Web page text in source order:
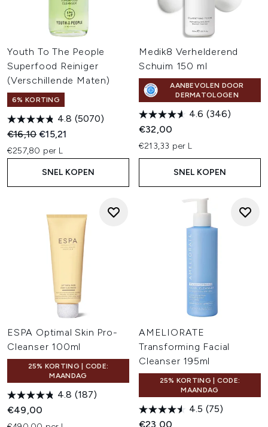
Youth To The People
Superfood Reiniger
(Verschillende Maten)
6% KORTING
4.8 (5070)
Recommended Retail Price:
€16,10Huidige prijs:
€15,21
€257,80 per L
SNEL KOPEN
Medik8 Verhelderend
Schuim 150 ml
AANBEVOLEN DOOR
DERMATOLOGEN
4.6 (346)
€32,00
€213,33 per L
SNEL KOPEN
ESPA Optimal Skin Pro-
Cleanser 100ml
25% KORTING | CODE:
MAANDAG
4.8 (187)
€49,00
AMELIORATE
Transforming Facial
Cleanser 195ml
25% KORTING | CODE:
MAANDAG
4.5 (75)
€23,00